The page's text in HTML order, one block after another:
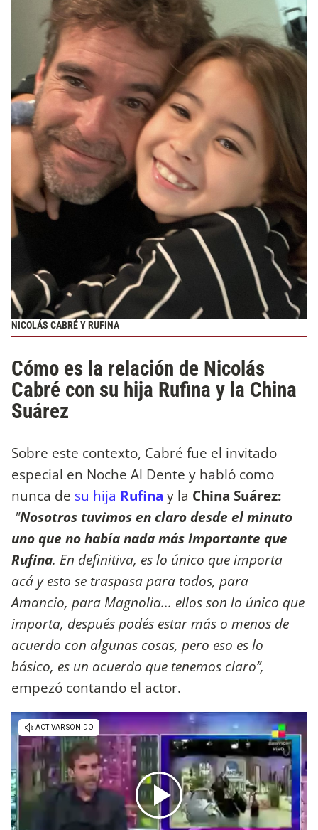
NICOLÁS CABRÉ Y RUFINA
Cómo es la relación de Nicolás
Cabré con su hija Rufina y la China
Suárez
Sobre este contexto, Cabré fue el invitado
especial en Noche Al Dente y habló como
nunca de su hija Rufina y la China Suárez:
"Nosotros tuvimos en claro desde el minuto
uno que no había nada más importante que
Rufina. En definitiva, es lo único que importa
acá y esto se traspasa para todos, para
Amancio, para Magnolia... ellos son lo único que
importa, después podés estar más o menos de
acuerdo con algunas cosas, pero eso es lo
básico, es un acuerdo que tenemos claro’’,
empezó contando el actor.